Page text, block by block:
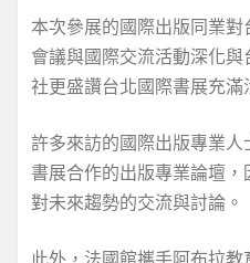
本次參展的國際出版同業
會議與國際交流活動深化
社更盛讚台北國際書展充
許多來訪的國際出版專業
書展合作的出版專業論壇
對未來趨勢的交流與討論。